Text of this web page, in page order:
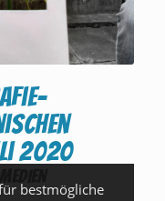
2020
bestmögliche